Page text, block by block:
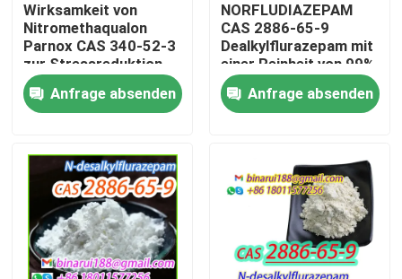
Qualitätskontrolle
Bitte um ein Angebot
Tägliche chemische Rohstoffe
Anorganische Chemikalien-Rohstoff
Feinchemikalienvermittler
Wirksamkeit von
Nitromethaqualon
Parnox CAS 340-52-3
zur Stressreduktion
Anfrage absenden
NORFLUDIAZEPAM
CAS 2886-65-9
Dealkylflurazepam mit
einer Reinheit von 99%
Anfrage absenden